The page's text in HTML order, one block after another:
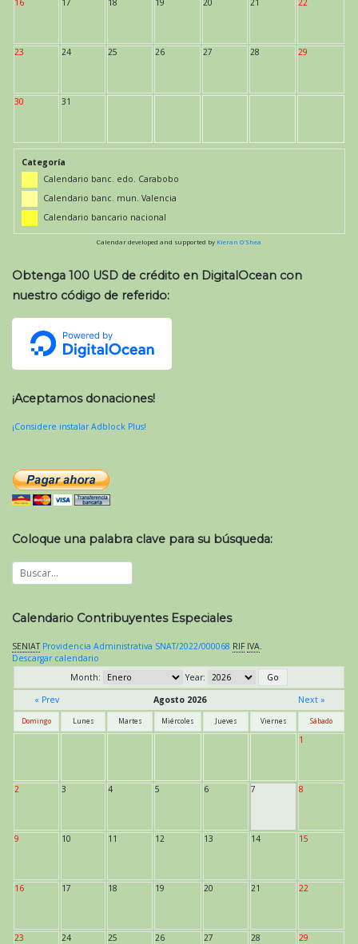
16 17 18 19 20 21 22
23 24 25 26 27 28 29
30 31
Categoría
Calendario banc. edo. Carabobo
Calendario banc. mun. Valencia
Calendario bancario nacional
Calendar developed and supported by Kieran O'Shea
Obtenga 100 USD de crédito en DigitalOcean con
nuestro código de referido:
¡Aceptamos donaciones!
¡Considere instalar Adblock Plus!
Coloque una palabra clave para su búsqueda:
Calendario Contribuyentes Especiales
SENIAT Providencia Administrativa SNAT/2022/000068 RIF IVA.
Descargar calendario
Month:
Year:
« Prev
Agosto 2026 Next »
Domingo Lunes Martes Miércoles Jueves Viernes Sábado
1
2 3 4 5 6 7 8
9 10 11 12 13 14 15
16 17 18 19 20 21 22
23 24 25 26 27 28 29